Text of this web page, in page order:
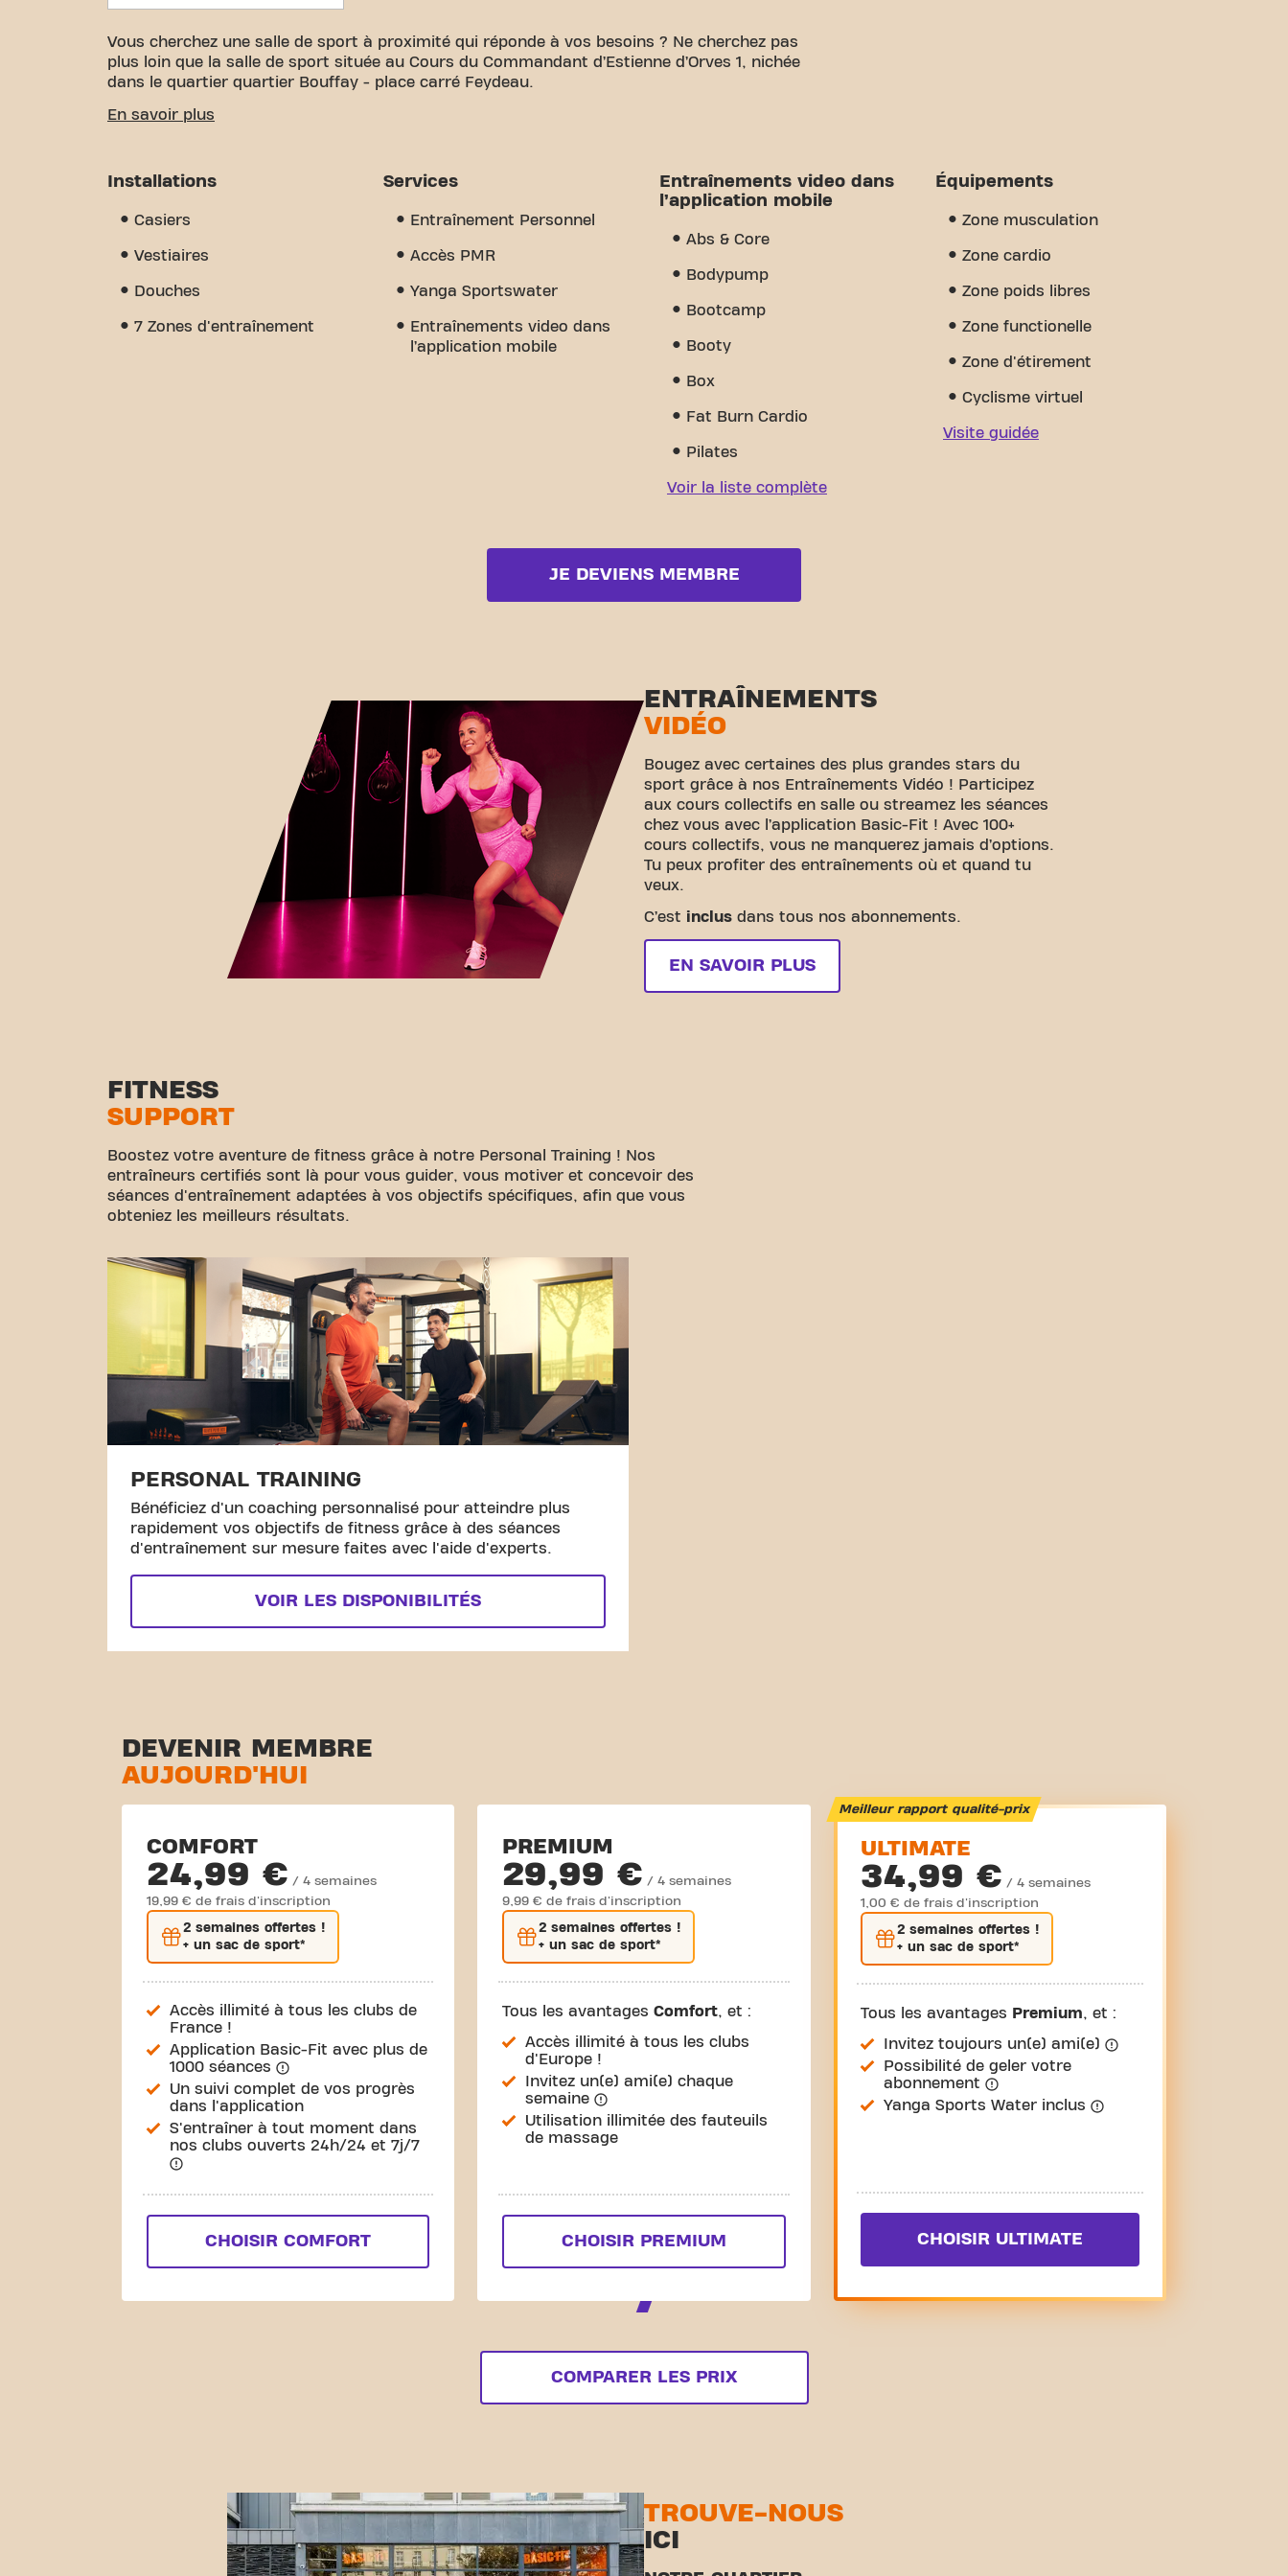
Vous cherchez une salle de sport à proximité qui réponde à vos besoins ? Ne cherchez pas
plus loin que la salle de sport située au Cours du Commandant d’Estienne d’Orves 1, nichée
dans le quartier quartier Bouffay - place carré Feydeau.
Nous savons à quel point il est important de disposer d'un espace confortable pour atteindre
grande variété d'équipements, de séances d'entraînement vidéo et entraînement personnel.
Mais ce qui nous distingue vraiment, c'est le sens de la communauté que nous avons créé -
un endroit où vous trouverez l'encouragement et le soutien des autres membres. Rejoignez-
nous dès aujourd'hui et découvrez pourquoi Basic-Fit Nantes Cours du Commandant
d’Estienne d’Orves est plus qu'une simple salle de sport - c'est l'endroit où le fitness et la
En savoir plus
Installations
Casiers
Vestiaires
Douches
7 Zones d'entraînement
Services
Entraînement Personnel
Accès PMR
Yanga Sportswater
Entraînements video dans
l’application mobile
Entraînements video dans
l’application mobile
Abs & Core
Bodypump
Bootcamp
Booty
Box
Fat Burn Cardio
Pilates
Voir la liste complète
Équipements
Zone musculation
Zone cardio
Zone poids libres
Zone functionelle
Zone d'étirement
Cyclisme virtuel
Visite guidée
JE DEVIENS MEMBRE
ENTRAÎNEMENTS
VIDÉO
Bougez avec certaines des plus grandes stars du
sport grâce à nos Entraînements Vidéo ! Participez
aux cours collectifs en salle ou streamez les séances
chez vous avec l’application Basic-Fit ! Avec 100+
cours collectifs, vous ne manquerez jamais d’options.
Tu peux profiter des entraînements où et quand tu
veux.
C’est inclus dans tous nos abonnements.
EN SAVOIR PLUS
FITNESS
SUPPORT
Boostez votre aventure de fitness grâce à notre Personal Training ! Nos
entraîneurs certifiés sont là pour vous guider, vous motiver et concevoir des
séances d'entraînement adaptées à vos objectifs spécifiques, afin que vous
obteniez les meilleurs résultats.
PERSONAL TRAINING
Bénéficiez d'un coaching personnalisé pour atteindre plus
rapidement vos objectifs de fitness grâce à des séances
d'entraînement sur mesure faites avec l'aide d'experts.
VOIR LES DISPONIBILITÉS
DEVENIR MEMBRE
AUJOURD'HUI
COMFORT
24,99 € / 4 semaines
19,99 € de frais d'inscription
2 semaines offertes !
+ un sac de sport*
Accès illimité à tous les clubs de
France !
Application Basic-Fit avec plus de
1000 séances
Un suivi complet de vos progrès
dans l'application
S'entraîner à tout moment dans
nos clubs ouverts 24h/24 et 7j/7
CHOISIR COMFORT
PREMIUM
29,99 € / 4 semaines
9,99 € de frais d'inscription
2 semaines offertes !
+ un sac de sport*
Tous les avantagesComfort, et :
Accès illimité à tous les clubs
d'Europe !
Invitez un(e) ami(e) chaque
semaine
Utilisation illimitée des fauteuils
de massage
CHOISIR PREMIUM
Meilleur rapport qualité-prix
ULTIMATE
34,99 € / 4 semaines
1,00 € de frais d'inscription
2 semainesoffertes !
+ un sac de sport*
Tous les avantages Premium, et :
Invitez toujours un(e) ami(e)
Possibilité de geler votre
abonnement
Yanga Sports Water inclus
CHOISIR ULTIMATE
COMPARER LES PRIX
TROUVE-NOUS
ICI